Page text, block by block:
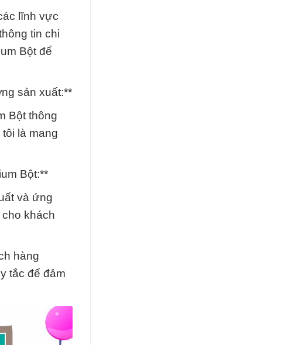
lĩnh vực
tin chi
Bột để
sản xuất:**
Bột thông
là mang
Bột:**
và ứng
khách
hàng
tắc để đảm